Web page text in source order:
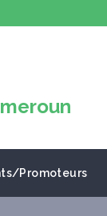
Promoteurs